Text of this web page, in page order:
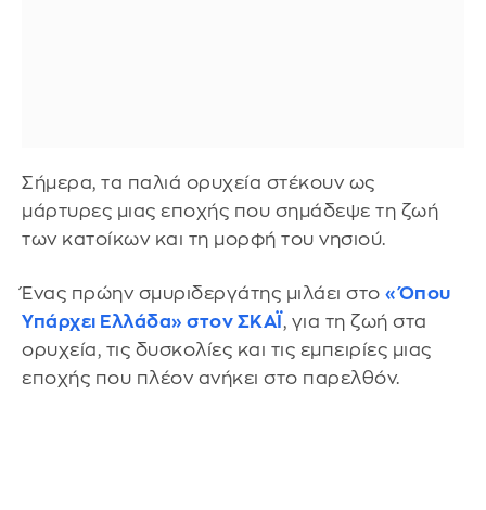
Σήμερα, τα παλιά ορυχεία στέκουν ως
μάρτυρες μιας εποχής που σημάδεψε τη ζωή
των κατοίκων και τη μορφή του νησιού.
Ένας πρώην σμυριδεργάτης μιλάει στο «Όπου
Υπάρχει Ελλάδα» στον ΣΚΑΪ , για τη ζωή στα
ορυχεία, τις δυσκολίες και τις εμπειρίες μιας
εποχής που πλέον ανήκει στο παρελθόν.